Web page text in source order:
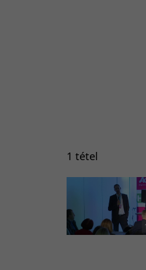
1 tétel